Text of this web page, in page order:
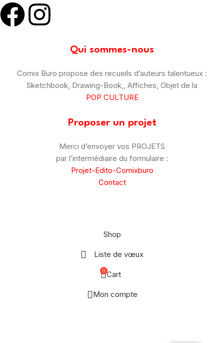
Qui sommes-nous
Comix Buro propose des recueils d’auteurs talentueux :
Sketchbook, Drawing-Book,, Affiches, Objet de la
POP CULTURE
Proposer un projet
Merci d’envoyer vos PROJETS
par l’intermédiaire du formulaire :
Projet-Edito-Comixburo
Contact
Shop
Liste de vœux
0 Cart
Mon compte